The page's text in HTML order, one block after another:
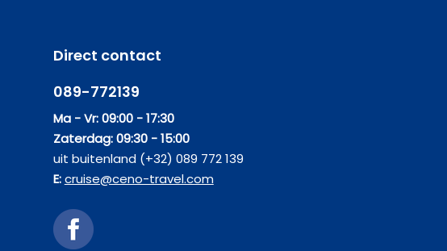
Direct contact
089-772139
Ma - Vr: 09:00 - 17:30
Zaterdag: 09:30 - 15:00
uit buitenland (+32) 089 772 139
E:cruise@ceno-travel.com